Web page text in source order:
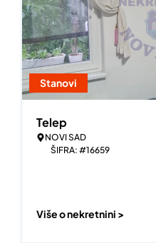
Stanovi
Telep
NOVI SAD
ŠIFRA: #16659
Više o nekretnini >